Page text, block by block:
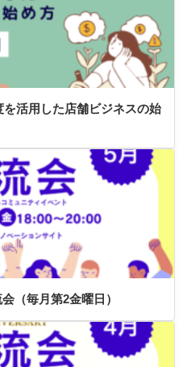
を活用した店舗ビジネスの始
（毎月第2金曜日）